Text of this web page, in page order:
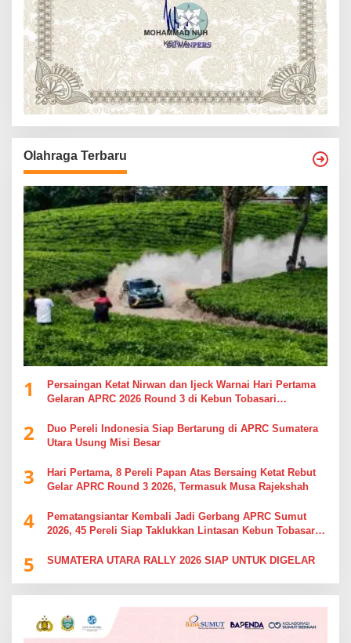
Olahraga Terbaru
1
Persaingan Ketat Nirwan dan Ijeck Warnai Hari Pertama
Gelaran APRC 2026 Round 3 di Kebun Tobasari
2
Duo Pereli Indonesia Siap Bertarung di APRC Sumatera
Utara Usung Misi Besar
3
Hari Pertama, 8 Pereli Papan Atas Bersaing Ketat Rebut
Gelar APRC Round 3 2026, Termasuk Musa Rajekshah
4
Pematangsiantar Kembali Jadi Gerbang APRC Sumut
2026, 45 Pereli Siap Taklukkan Lintasan Kebun Tobasari
5 SUMATERA UTARA RALLY 2026 SIAP UNTUK DIGELAR